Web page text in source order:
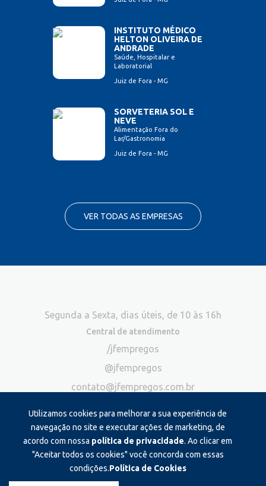
INSTITUTO MÉDICO
HELTON OLIVEIRA DE
ANDRADE
Saúde, Hospitalar e
Laboratorial
Juiz de Fora - MG
SORVETERIA SOL E
NEVE
Alimentação Fora do
Lar/Gastronomia
Juiz de Fora - MG
VER TODAS AS EMPRESAS
Utilizamos cookies para melhorar a sua experiência de
navegação no site e executar ações de marketing, de
acordo com nossa política de privacidade. Ao clicar em
"Aceitar todos os cookies" você concorda com essas
condições.Política de Cookies
Segunda a Sexta, dias úteis, de 10 às 16h
Central de atendimento
/jfempregos
@jfempregos
contato@jfempregos.com.br
Publicidade
*Exclusivo para atendimento via chat. Não atendemos ligações neste
canal
Produzido e administrado por: